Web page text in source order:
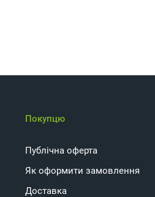
Покупцю
Публічна оферта
Як оформити замовлення
Доставка